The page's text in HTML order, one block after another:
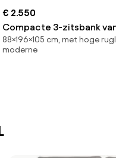
€ 2.550
Compacte 3-zitsbank
polyestermix, VITORIA
88×196×105 cm, met hoge
moderne